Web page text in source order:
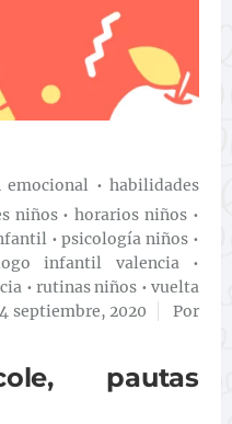
emocional •habilidades
niños•horarios niños •
•psicología niños •
infantil valencia•
• rutinas niños • vuelta
septiembre, 2020
Por
pautas